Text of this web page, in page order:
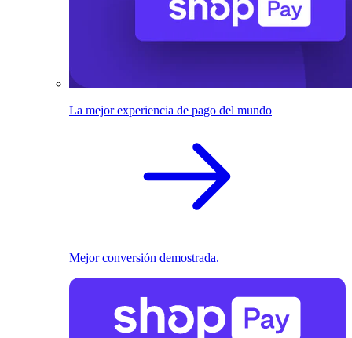
La mejor experiencia de pago del mundo
Mejor conversión demostrada.